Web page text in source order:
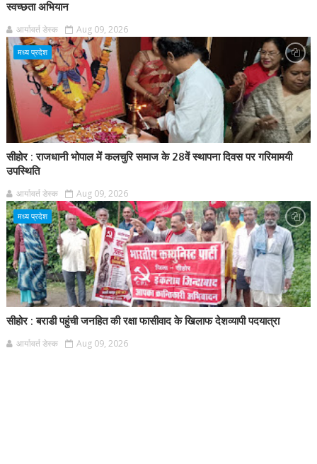
स्वच्छता अभियान
आर्यावर्त डेस्क Aug 09, 2026
मध्य प्रदेश
सीहोर : राजधानी भोपाल में कलचुरि समाज के 28वें स्थापना दिवस पर गरिमामयी
उपस्थिति
आर्यावर्त डेस्क Aug 09, 2026
मध्य प्रदेश
सीहोर : बराडी पहुंची जनहित की रक्षा फासीवाद के खिलाफ देशव्यापी पदयात्रा
आर्यावर्त डेस्क Aug 09, 2026